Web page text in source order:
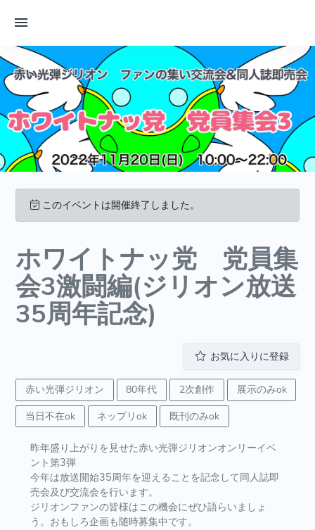
このイベントは開催終了しました。
ホワイトナッ党 党員集
会3激闘編(ジリオン放送
35周年記念)
お気に入りに登録
赤い光弾ジリオン 80年代 2次創作
展示のみok
当日不在ok
ネップリok 既刊のみok
昨年盛り上がりを見せた赤い光弾ジリオンオンリーイベ
ント第3弾
今年は放送開始35周年を迎えることを記念して同人誌即
売会及び交流会を行います。
ジリオンファンの皆様はこの機会にぜひ語らいましょ
う。おもしろ企画も随時募集中です。